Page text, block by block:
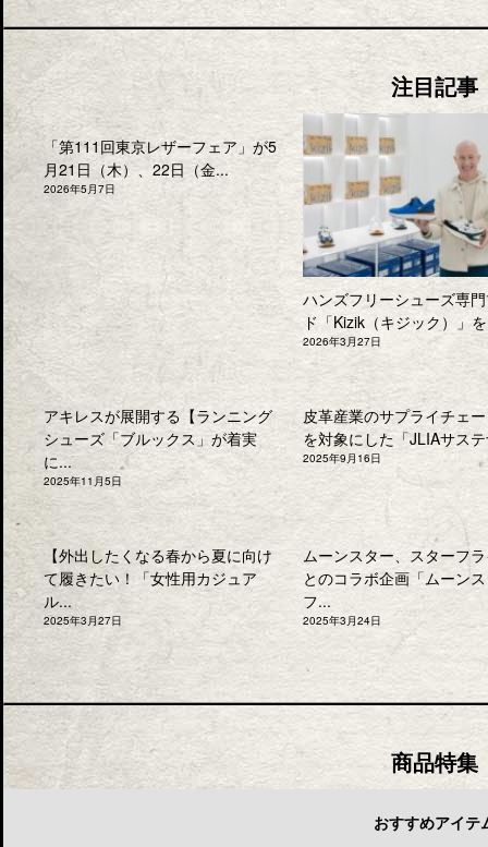
注目記事
「第111回東京レザーフェア」が5
月21日（木）、22日（金...
2026年5月7日
ハンズフリーシューズ専
ド「Kizik（キジック）」
2026年3月27日
アキレスが展開する【ランニング
シューズ「ブルックス」が着実
に...
2025年11月5日
皮革産業のサプライチェ
を対象にした「JLIAサス
2025年9月16日
【外出したくなる春から夏に向け
て履きたい！「女性用カジュア
ル...
2025年3月27日
ムーンスター、スターフ
とのコラボ企画「ムーン
フ...
2025年3月24日
商品特集
おすすめアイテ